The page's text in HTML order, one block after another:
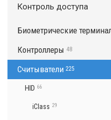
Контроль доступа
Биометрические
Контроллеры 48
Считыватели 225
HID 66
iClass 29